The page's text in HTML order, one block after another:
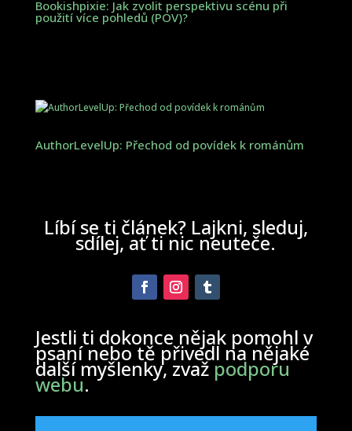
Bookishpixie: Jak zvolit perspektivu scénu při
použití více pohledů (POV)?
AuthorLevelUp: Přechod od povídek k románům
Líbí se ti článek? Lajkni, sleduj,
sdílej, ať ti nic neuteče.
Jestli ti dokonce nějak pomohl v
psaní nebo tě přivedl na nějaké
další myšlenky, zvažpodporu
webu.